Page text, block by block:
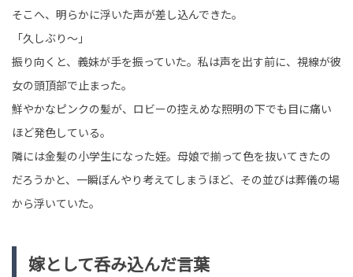
そこへ、明らかに浮いた声が差し込んできた。
「久しぶり〜」
振り向くと、義妹が手を振っていた。私は声を出す前に、視線が彼
女の頭頂部で止まった。
鮮やかなピンクの髪が、ロビーの控えめな照明の下でも目に痛い
ほど発色している。
隣には金髪の小学生になった姪。母娘で揃って色を抜いてきたの
だろうかと、一瞬ぼんやり考えてしまうほど、その並びは葬儀の場
から浮いていた。
嫁として呑み込んだ言葉